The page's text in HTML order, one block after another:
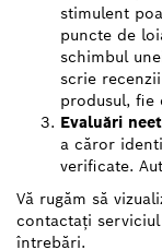
stimulent
puncte de
schimbul
scrie
produsul, fie
Evaluări
a căror
verificate.
Vă rugăm să
contactați
întrebări.